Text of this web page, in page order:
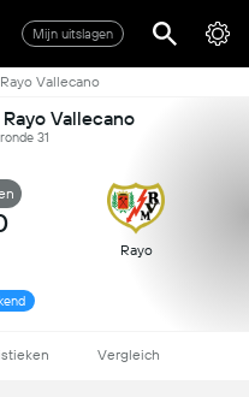
Mijn uitslagen
Vallecano
Vallecano
31
Rayo
Vergleich